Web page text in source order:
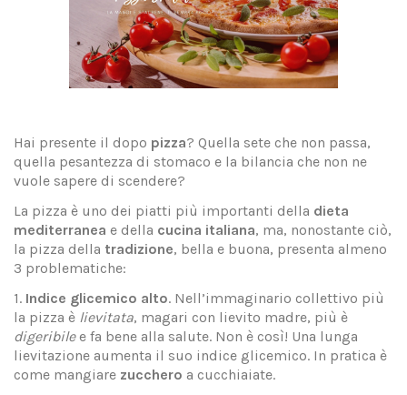
Hai presente il dopo pizza? Quella sete che non passa,
quella pesantezza di stomaco e la bilancia che non ne
vuole sapere di scendere?
La pizza è uno dei piatti più importanti della dieta
mediterranea e della cucina italiana, ma, nonostante ciò,
la pizza della tradizione, bella e buona, presenta almeno
3 problematiche:
1. Indice glicemico alto. Nell’immaginario collettivo più
la pizza è lievitata, magari con lievito madre, più è
digeribilee fa bene alla salute. Non è così! Una lunga
lievitazione aumenta il suo indice glicemico. In pratica è
come mangiare zucchero a cucchiaiate.